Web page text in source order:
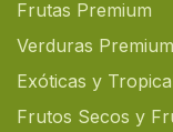
Frutas Premium
Verduras Premium
Exóticas y
Frutos Secos y